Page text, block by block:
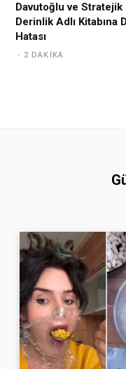
Davutoğlu ve Stratejik
Derinlik Adlı Kitabına
Hatası
2 DAKIKA